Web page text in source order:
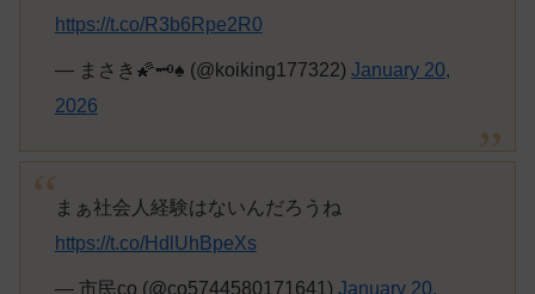
https://t.co/R3b6Rpe2R0
— まさき🌠🗝♠ (@koiking177322) January 20,
2026
まぁ社会人経験はないんだろうね
https://t.co/HdlUhBpeXs
— 市民co (@co5744580171641) January 20,